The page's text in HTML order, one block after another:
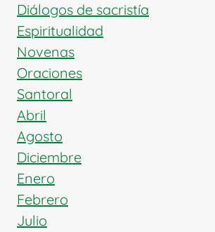
Diálogos de sacristía
Espiritualidad
Novenas
Oraciones
Santoral
Abril
Agosto
Diciembre
Enero
Febrero
Julio